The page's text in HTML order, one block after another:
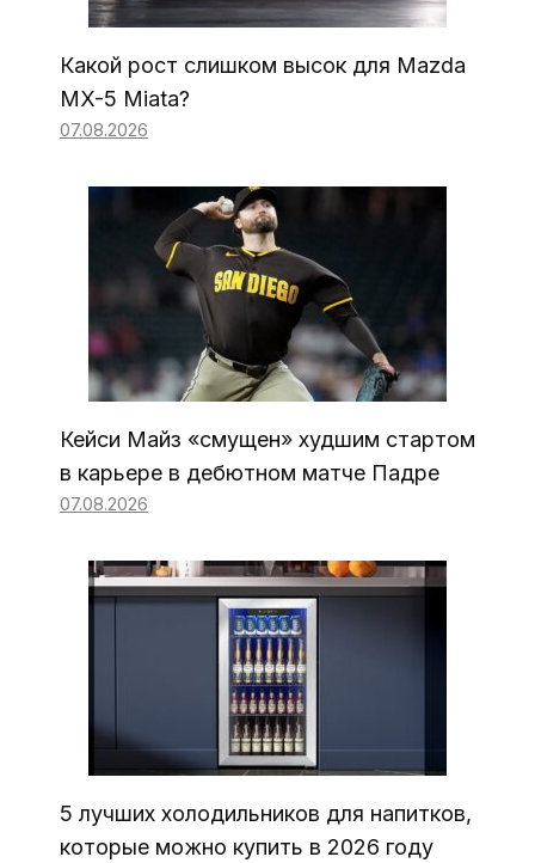
Какой рост слишком высок для Mazda
MX-5 Miata?
07.08.2026
Кейси Майз «смущен» худшим стартом
в карьере в дебютном матче Падре
07.08.2026
5 лучших холодильников для напитков,
которые можно купить в 2026 году